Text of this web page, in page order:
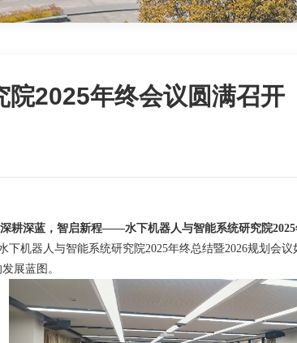
2025年终会议圆满召开
深耕深蓝，智启新程——水下机器人与智能系统研究院2025
下机器人与智能系统研究院2025年终总结暨2026规划会议
展蓝图。